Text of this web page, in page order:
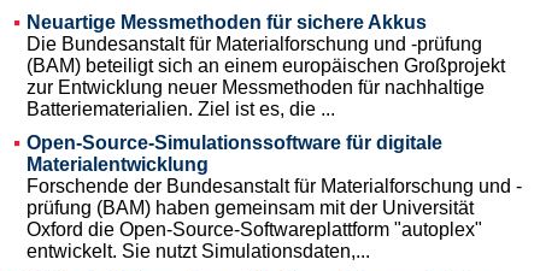
Neuartige Messmethoden für sichere Akkus
Die Bundesanstalt für Materialforschung und -prüfung
(BAM) beteiligt sich an einem europäischen Großprojekt
zur Entwicklung neuer Messmethoden für nachhaltige
Batteriematerialien. Ziel ist es, die ...
Open-Source-Simulationssoftware für digitale
Materialentwicklung
Forschende der Bundesanstalt für Materialforschung und -
prüfung (BAM) haben gemeinsam mit der Universität
Oxford die Open-Source-Softwareplattform "autoplex"
entwickelt. Sie nutzt Simulationsdaten,...